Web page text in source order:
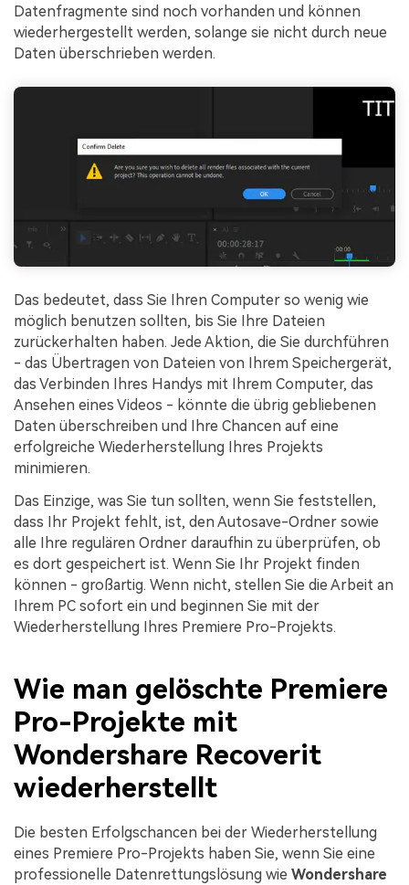
Datenfragmente sind noch vorhanden und können
wiederhergestellt werden, solange sie nicht durch neue
Daten überschrieben werden.
Das bedeutet, dass Sie Ihren Computer so wenig wie
möglich benutzen sollten, bis Sie Ihre Dateien
zurückerhalten haben. Jede Aktion, die Sie durchführen
- das Übertragen von Dateien von Ihrem Speichergerät,
das Verbinden Ihres Handys mit Ihrem Computer, das
Ansehen eines Videos - könnte die übrig gebliebenen
Daten überschreiben und Ihre Chancen auf eine
erfolgreiche Wiederherstellung Ihres Projekts
minimieren.
Das Einzige, was Sie tun sollten, wenn Sie feststellen,
dass Ihr Projekt fehlt, ist, den Autosave-Ordner sowie
alle Ihre regulären Ordner daraufhin zu überprüfen, ob
es dort gespeichert ist. Wenn Sie Ihr Projekt finden
können - großartig. Wenn nicht, stellen Sie die Arbeit an
Ihrem PC sofort ein und beginnen Sie mit der
Wiederherstellung Ihres Premiere Pro-Projekts.
Wie man gelöschte Premiere
Pro-Projekte mit
Wondershare Recoverit
wiederherstellt
Die besten Erfolgschancen bei der Wiederherstellung
eines Premiere Pro-Projekts haben Sie, wenn Sie eine
professionelle Datenrettungslösung wie Wondershare